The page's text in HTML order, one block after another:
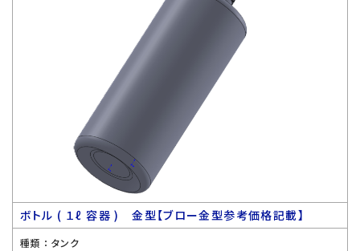
ボトル ( １ℓ 容器 ) 金型【ブロー金型参考価格記載】
種類 ： タンク